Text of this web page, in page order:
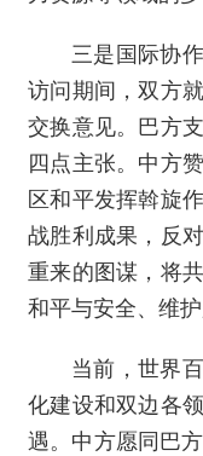
三是国际协
访问期间，双方
交换意见。巴方
四点主张。中方
区和平发挥斡旋
战胜利成果，反
重来的图谋，将
和平与安全、维
当前，世界
化建设和双边各
遇。中方愿同巴